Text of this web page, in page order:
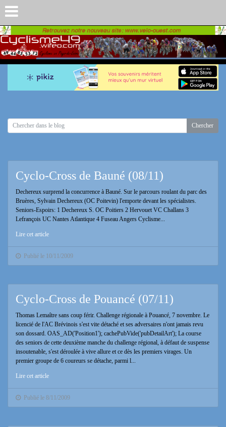
Cyclo-Cross de Bauné (08/11)
Dechereux surprend la concurrence à Bauné. Sur le parcours roulant du parc des
Bruères, Sylvain Dechereux (OC Poitevin) l'emporte devant les spécialistes.
Seniors-Espoirs: 1 Dechereux S. OC Poitiers 2 Hervouet VC Challans 3
Lefrançois UC Nantes Atlantique 4 Fuseau Angers Cyclisme...
Lire cet article
Publié le 10/11/2009
Cyclo-Cross de Pouancé (07/11)
Thomas Lemaître sans coup férir. Challenge régionale à Pouancé, 7 novembre. Le
licencié de l'AC Brévinois s'est vite détaché et ses adversaires n'ont jamais revu
son dossard. OAS_AD('Position1'); cachePubVide('pubDetailArt'); La course
des seniors de cette deuxième manche du challenge régional, à défaut de suspense
insoutenable, s'est déroulée à vive allure et ce dès les premiers virages. Un
premier groupe de 6 coureurs se détache, parmi l...
Lire cet article
Publié le 8/11/2009